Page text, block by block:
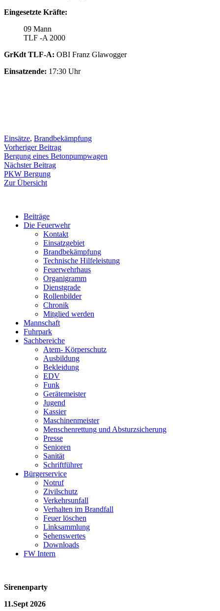
Eingesetzte Kräfte:
09 Mann
TLF -A 2000
GrKdt TLF-A: OBI Franz Glawogger
Einsatzende: 17:30 Uhr
Einsätze, Brandbekämpfung
Beitragsnavigation
Vorheriger BeitragVorheriger
Beitrag:
Bergung eines Betonpumpwagen
Nächster BeitragNächster
PKW Bergung
Zur Übersicht
Beiträge
Die Feuerwehr
Kontakt
Einsatzgebiet
Brandbekämpfung
Technische Hilfeleistung
Feuerwehrhaus
Organigramm
Dienstgrade
Rollenbilder
Chronik
Mitglied werden
Mannschaft
Fuhrpark
Sachbereiche
Atem- Körperschutz
Ausbildung
Bekleidung
EDV
Funk
Gerätemeister
Jugend
Kassier
Maschinenmeister
Menschenrettung und Absturzsicherung
Presse
Senioren
Sanität
Schriftführer
Bürgerservice
Notruf
Zivilschutz
Verkehrsunfall
Verhalten im Brandfall
Feuer löschen
Linksammlung
Sehenswertes
Downloads
FW Intern
Sirenenparty
11.Sept 2026